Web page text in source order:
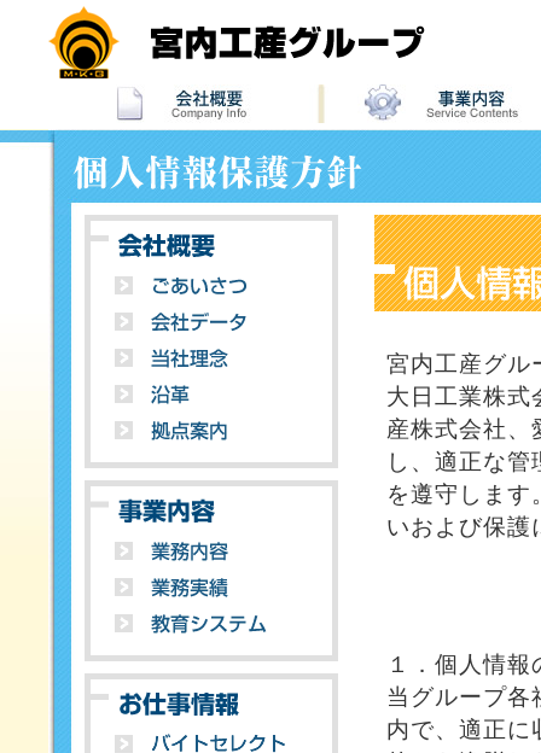
宮内工産グル
大日工業株式
産株式会社、
し、適正な
を遵守します
いおよび保護
１．個人情
当グループ各
内で、適正に